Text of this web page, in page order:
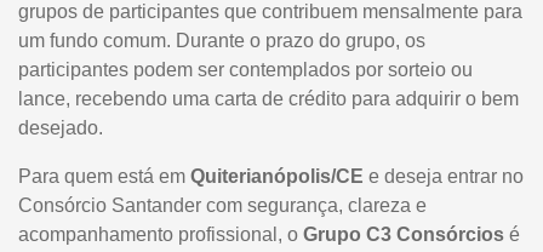
grupos de participantes que contribuem mensalmente para
um fundo comum. Durante o prazo do grupo, os
participantes podem ser contemplados por sorteio ou
lance, recebendo uma carta de crédito para adquirir o bem
desejado.
Para quem está em Quiterianópolis/CE e deseja entrar no
Consórcio Santander com segurança, clareza e
acompanhamento profissional, o Grupo C3 Consórcios é